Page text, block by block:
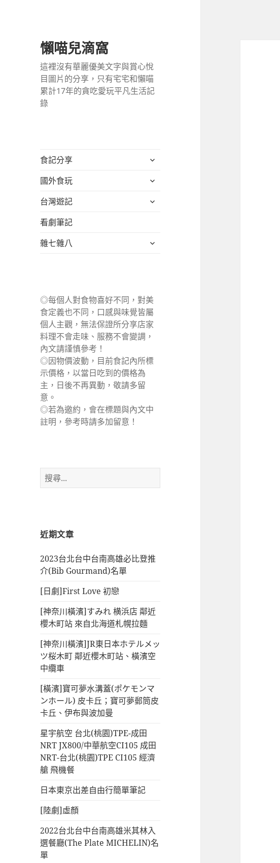
懶喵兒滴窩
這裡沒有華麗優美文字與賞心悅
目圖片的分享，只有宅宅和懶喵
累計17年的貪吃愛玩平凡生活記
錄
食記分享
展
子
單
國外食玩
展
子
台灣遊記
展
單
看劇筆記
雜七雜八
展
◎每個人對食物喜好不同，對美
食定義也不同，口感與味覺皆屬
個人主觀，無法保證所分享店家
料理不會走味、服務不會變調，
內文請謹慎參考！
◎因物價波動，目前食記內所標
示價格，以當日吃到的價格為
主，日後不再異動，敬請多留
意。
◎若為邀約，會在標題與內文中
註明，參考時請多加留意！
搜
尋
近期文章
2023台北台中台南高雄必比登推
介(Bib Gourmand)名單
[日劇]First Love 初戀
[神奈川橫濱]すみれ 横浜店 鄰近
櫻木町站 來自北海道札幌拉麵
[神奈川橫濱]JR東日本ホテルメッ
ツ桜木町 鄰近櫻木町站、橫濱空
中纜車
[橫濱]寶可夢水溝蓋(ポケモンマ
ンホール) 皮卡丘；寶可夢郵筒皮
卡丘、伊布與波加曼
星宇航空 台北(桃園)TPE-成田
NRT JX800/中華航空CI105 成田
NRT-台北(桃園)TPE CI105 經濟
艙 飛機餐
日本東京出差自由行簡單筆記
[陸劇]虛顏
2022台北台中台南高雄米其林入
選餐廳(The Plate MICHELIN)名
單